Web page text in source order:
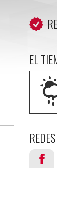
EL